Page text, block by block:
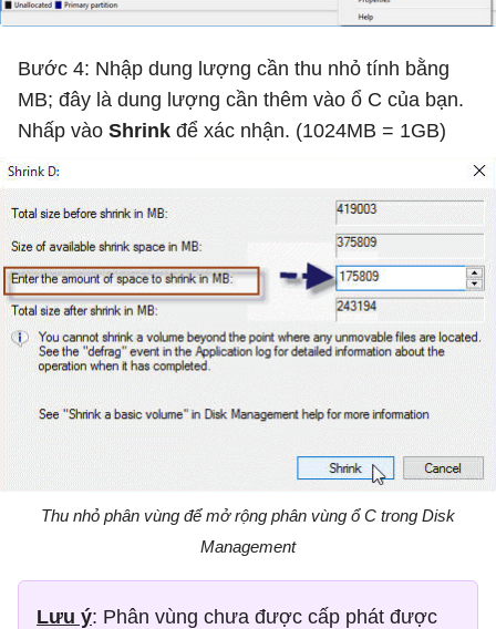
Bước 4: Nhập dung lượng cần thu nhỏ tính bằng
MB; đây là dung lượng cần thêm vào ổ C của bạn.
Nhấp vào Shrink để xác nhận. (1024MB = 1GB)
Thu nhỏ phân vùng để mở rộng phân vùng ổ C trong Disk
Management
Lưu ý: Phân vùng chưa được cấp phát được